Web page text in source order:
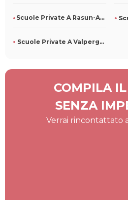
Scuole Private A Rasun-Anterselva Per Tutti
Scuole Private A Valperga Per Tutti
COMPILA
SENZA
Verrai rincontattato